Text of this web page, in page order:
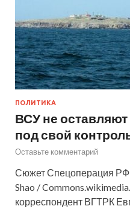
ПОЛИТИКА
ВСУ не
под свой
Оставьте комментарий
Сюжет Спецоперация РФ
Shao /
корреспондент ВГТРК